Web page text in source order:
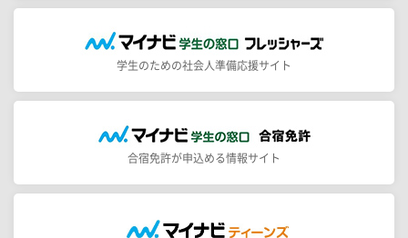
学生のための社会人準備応援サイト
合宿免許が申込める情報サイト